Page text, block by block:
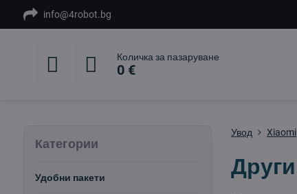
info@4robot.bg
Количка за пазаруване
0 €
Увод Xiaomi
Категории
Удобни пакети